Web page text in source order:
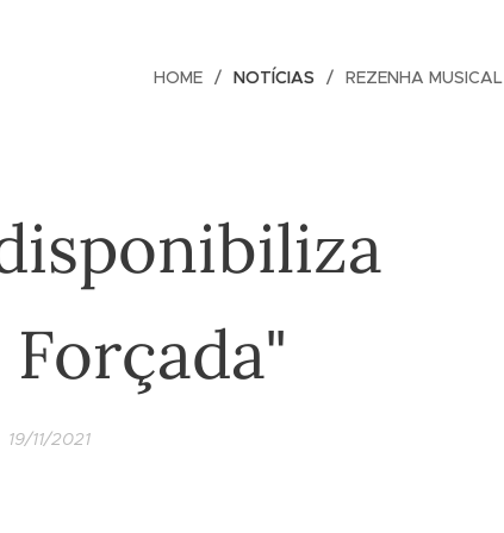
HOME NOTÍCIAS REZENHA MUSICAL
19/11/2021